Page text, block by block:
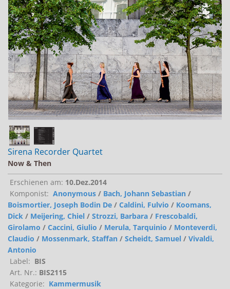
Jobs bei Naxos
Naxos Deutschland Blog
Naxos weltweit
Sirena Recorder Quartet
Now & Then
Erschienen am: 10.Dez.2014
Komponist: Anonymous / Bach, Johann Sebastian /
Boismortier, Joseph Bodin De / Caldini, Fulvio / Koomans,
Dick / Meijering, Chiel / Strozzi, Barbara / Frescobaldi,
Girolamo / Caccini, Giulio / Merula, Tarquinio / Monteverdi,
Claudio / Mossenmark, Staffan / Scheidt, Samuel / Vivaldi,
Antonio
Label: BIS
Art. Nr.: BIS2115
Kategorie: Kammermusik